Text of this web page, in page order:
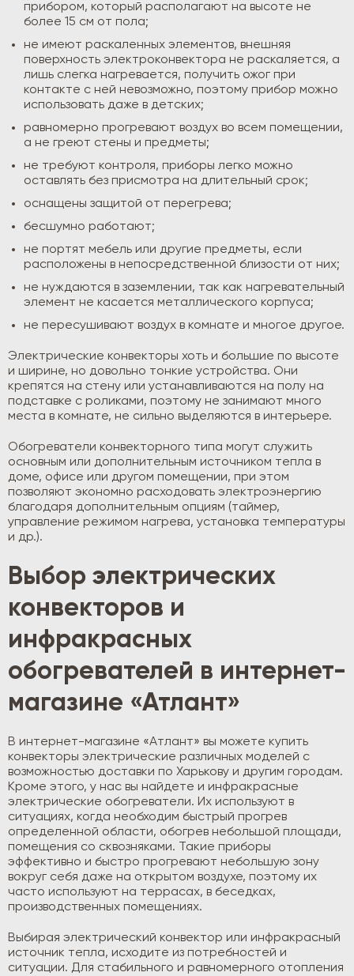
прибором, который располагают на высоте не
более 15 см от пола;
не имеют раскаленных элементов, внешняя
поверхность электроконвектора не раскаляется, а
лишь слегка нагревается, получить ожог при
контакте с ней невозможно, поэтому прибор можно
использовать даже в детских;
равномерно прогревают воздух во всем помещении,
а не греют стены и предметы;
не требуют контроля, приборы легко можно
оставлять без присмотра на длительный срок;
оснащены защитой от перегрева;
бесшумно работают;
не портят мебель или другие предметы, если
расположены в непосредственной близости от них;
не нуждаются в заземлении, так как нагревательный
элемент не касается металлического корпуса;
не пересушивают воздух в комнате и многое другое.
Электрические конвекторы хоть и большие по высоте
и ширине, но довольно тонкие устройства. Они
крепятся на стену или устанавливаются на полу на
подставке с роликами, поэтому не занимают много
места в комнате, не сильно выделяются в интерьере.
Обогреватели конвекторного типа могут служить
основным или дополнительным источником тепла в
доме, офисе или другом помещении, при этом
позволяют экономно расходовать электроэнергию
благодаря дополнительным опциям (таймер,
управление режимом нагрева, установка температуры
и др.).
Выбор электрических
конвекторов и
инфракрасных
обогревателей в интернет-
магазине «Атлант»
В интернет-магазине «Атлант» вы можете купить
конвекторы электрические различных моделей с
возможностью доставки по Харькову и другим городам.
Кроме этого, у нас вы найдете и инфракрасные
электрические обогреватели. Их используют в
ситуациях, когда необходим быстрый прогрев
определенной области, обогрев небольшой площади,
помещения со сквозняками. Такие приборы
эффективно и быстро прогревают небольшую зону
вокруг себя даже на открытом воздухе, поэтому их
часто используют на террасах, в беседках,
производственных помещениях.
Выбирая электрический конвектор или инфракрасный
источник тепла, исходите из потребностей и
ситуации. Для стабильного и равномерного отопления